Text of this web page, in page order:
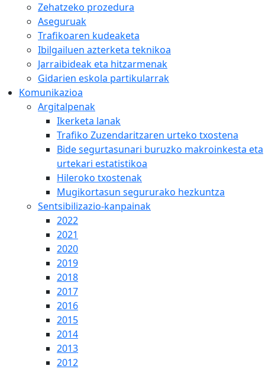
Zehatzeko prozedura
Aseguruak
Trafikoaren kudeaketa
Ibilgailuen azterketa teknikoa
Jarraibideak eta hitzarmenak
Gidarien eskola partikularrak
Komunikazioa
Argitalpenak
Ikerketa lanak
Trafiko Zuzendaritzaren urteko txostena
Bide segurtasunari buruzko makroinkesta eta
urtekari estatistikoa
Hileroko txostenak
Mugikortasun segururako hezkuntza
Sentsibilizazio-kanpainak
2022
2021
2020
2019
2018
2017
2016
2015
2014
2013
2012